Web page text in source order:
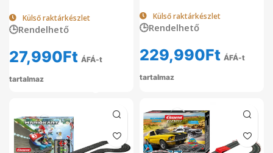
Külső raktárkészlet
🕒Rendelhető
27,990Ft ÁFÁ-t
tartalmaz
Külső raktárkészlet
🕒Rendelhető
229,990Ft ÁFÁ-t
tartalmaz